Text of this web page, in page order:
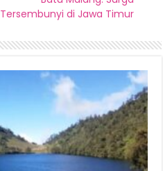
Tersembunyi di Jawa Timur